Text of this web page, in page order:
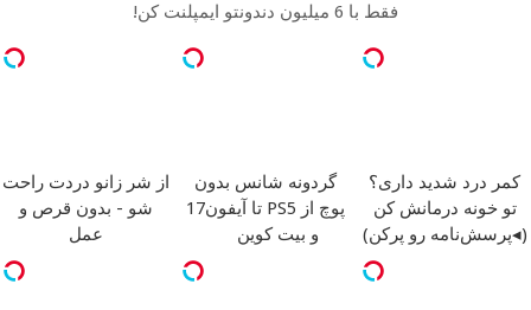
فقط با 6 میلیون دندونتو ایمپلنت کن!
کمر درد شدید داری؟
تو خونه درمانش کن
(◂پرسش‌نامه رو پرکن)
گردونه شانس بدون
پوچ از PS5 تا آیفون17
و بیت کوین
از شر زانو دردت راحت
شو - بدون قرص و
عمل